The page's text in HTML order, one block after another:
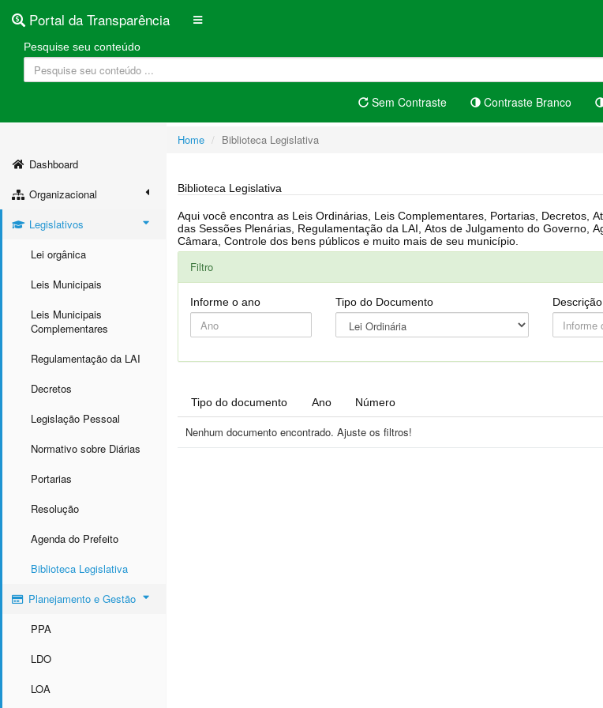
Portal da Transparência
Pesquise seu conteúdo
Sem Contraste Contraste Branco
Dashboard
Organizacional
Legislativos
Lei orgânica
Leis Municipais
Leis Municipais
Complementares
Regulamentação da LAI
Decretos
Legislação Pessoal
Normativo sobre Diárias
Portarias
Resolução
Agenda do Prefeito
Biblioteca Legislativa
Planejamento e Gestão
PPA
LDO
LOA
Home Biblioteca Legislativa
Biblioteca Legislativa
Aqui você encontra as Leis Ordinárias, Leis Complementares, Portarias, Decretos, Atas, PPA, LDO, LOA, RREO, Resoluções, RGF, Lei Orgânica, Regimento Interno, Pauta
das Sessões Plenárias, Regulamentação da LAI, Atos de Julgamento do Governo, Agenda Externa do presidente, Relatório do Controle Interno, Projetos em tramitação na
Câmara, Controle dos bens públicos e muito mais de seu município.
Filtro
Informe o ano Tipo do Documento Descrição
Tipo do documento Ano Número
Nenhum documento encontrado. Ajuste os filtros!